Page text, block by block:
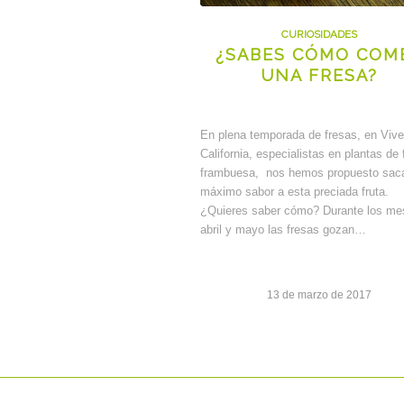
CURIOSIDADES
¿SABES CÓMO
UNA FRESA?
En plena temporada de fresas, en
California, especialistas en plantas de
frambuesa, nos hemos propuesto
máximo sabor a esta preciada fruta.
¿Quieres saber cómo? Durante los
abril y mayo las fresas gozan…
13 de marzo de 2017